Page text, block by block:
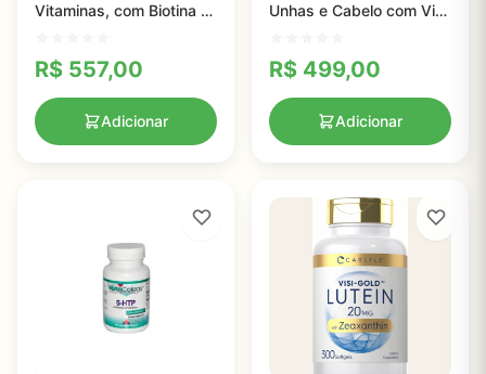
Vitaminas, com Biotina e
Coco, Horbaach, 300
Cápsulas
R$ 557,00
Adicionar
Unhas e Cabelo com Vita
R$ 499,00
Adicionar